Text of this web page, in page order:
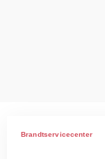
Brandtservicecenter